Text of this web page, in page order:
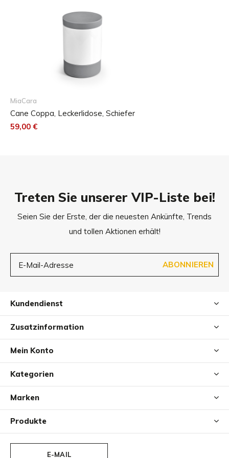
MiaCara
Cane Coppa, Leckerlidose, Schiefer
59,00 €
Treten Sie unserer VIP-Liste bei!
Seien Sie der Erste, der die neuesten Ankünfte, Trends
und tollen Aktionen erhält!
ABONNIEREN
Kundendienst
Zusatzinformation
Mein Konto
Kategorien
Marken
Produkte
E-MAIL